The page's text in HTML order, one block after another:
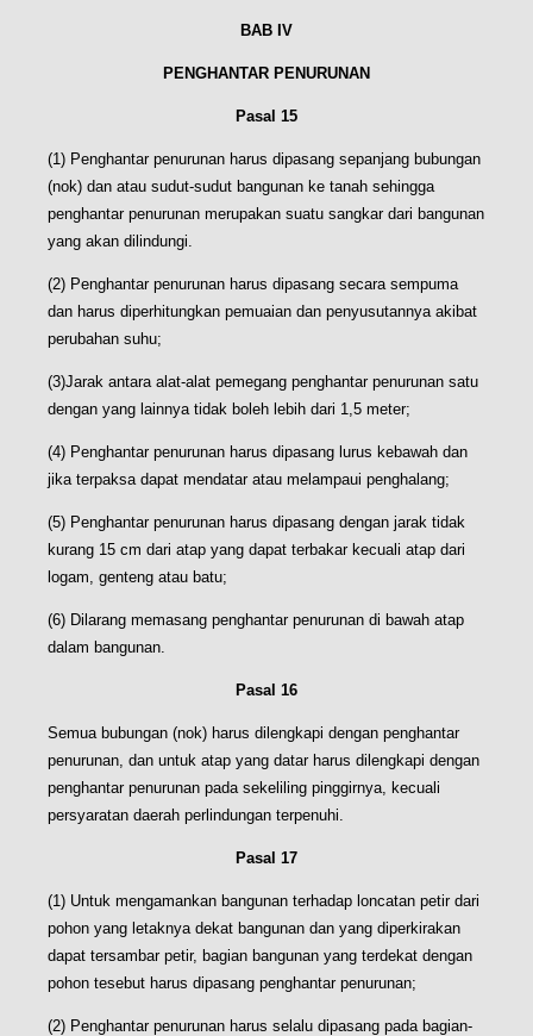
BAB IV
PENGHANTAR PENURUNAN
Pasal 15
(1) Penghantar penurunan harus dipasang sepanjang bubungan
(nok) dan atau sudut-sudut bangunan ke tanah sehingga
penghantar penurunan merupakan suatu sangkar dari bangunan
yang akan dilindungi.
(2) Penghantar penurunan harus dipasang secara sempuma
dan harus diperhitungkan pemuaian dan penyusutannya akibat
perubahan suhu;
(3)Jarak antara alat-alat pemegang penghantar penurunan satu
dengan yang lainnya tidak boleh lebih dari 1,5 meter;
(4) Penghantar penurunan harus dipasang lurus kebawah dan
jika terpaksa dapat mendatar atau melampaui penghalang;
(5) Penghantar penurunan harus dipasang dengan jarak tidak
kurang 15 cm dari atap yang dapat terbakar kecuali atap dari
logam, genteng atau batu;
(6) Dilarang memasang penghantar penurunan di bawah atap
dalam bangunan.
Pasal 16
Semua bubungan (nok) harus dilengkapi dengan penghantar
penurunan, dan untuk atap yang datar harus dilengkapi dengan
penghantar penurunan pada sekeliling pinggirnya, kecuali
persyaratan daerah perlindungan terpenuhi.
Pasal 17
(1) Untuk mengamankan bangunan terhadap loncatan petir dari
pohon yang letaknya dekat bangunan dan yang diperkirakan
dapat tersambar petir, bagian bangunan yang terdekat dengan
pohon tesebut harus dipasang penghantar penurunan;
(2) Penghantar penurunan harus selalu dipasang pada bagian-